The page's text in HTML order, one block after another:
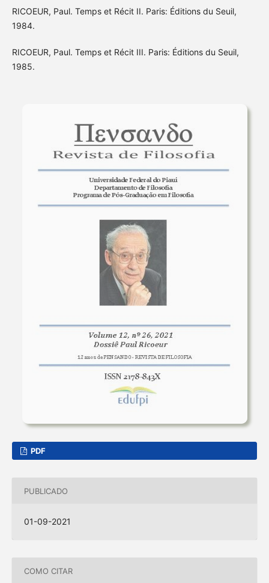
RICOEUR, Paul. Temps et Récit II. Paris: Éditions du Seuil,
1984.
RICOEUR, Paul. Temps et Récit III. Paris: Éditions du Seuil,
1985.
PDF
PUBLICADO
01-09-2021
COMO CITAR